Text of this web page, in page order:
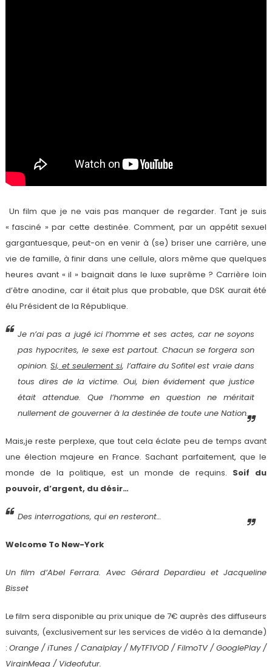
Un film que je ne vais pas manquer de regarder. Tant je suis
« fasciné » par cette destinée. Comment, par un appétit sexuel
gargantuesque, peut-on en venir à (se) briser une carrière, une
vie de famille, à finir dans une cellule, alors même que quelques
heures avant « il » baignait dans le luxe suprême ? Carrière loin
d’être anodine, car il était plus que probable, que DSK aurait été
élu Président de la République.
Je n’ai pas a jugé ici l’homme et ses actes, car ne soyons
pas hypocrites, le sexe est partout. Chacun se forgera son
opinion.Si, et seulement si, l’affaire du Sofitel est vraie dans
tous dires de la victime. Oui, bien évidement que justice
était attendue. Que l’homme en question ne méritait
nullement de gouverner à la destinée de toute une Nation.
Mais,je reste perplexe, que tout cela éclate peu de temps avant
une élection majeure en France. Sachant parfaitement, que le
monde de la politique, est un monde de requins. Soif du
pouvoir, d’argent, du désir…
Des interrogations, qui en resteront…
Welcome To New-York
Un film d’Abel Ferrara. Avec Gérard Depardieu et Jacqueline
Bisset
Le film sera disponible au prix unique de 7€ auprès des diffuseurs
suivants, (exclusivement sur les services de vidéo à la demande)
: Orange / iTunes / Canalplay / MyTF1VOD / FilmoTV / GooglePlay /
VirginMega / Videofutur.